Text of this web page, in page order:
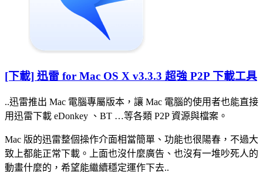
[下載] 迅雷 for Mac OS X v3.3.3 超強 P2P 下載工具
..迅雷推出 Mac 電腦專屬版本，讓 Mac 電腦的使用者也能直接
用迅雷下載 eDonkey 、BT …等各類 P2P 資源與檔案。
Mac 版的迅雷整個操作介面相當簡單、功能也很陽春，不過大
致上都能正常下載。上面也沒什麼廣告、也沒有一堆吵死人的
動畫什麼的，希望能繼續穩定運作下去..